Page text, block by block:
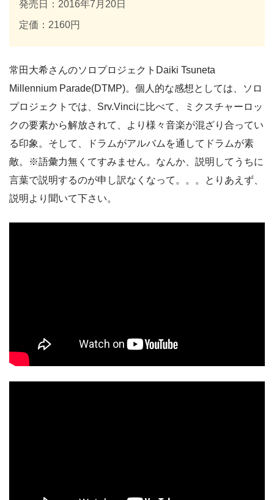
発売日：2016年7月20日
定価：2160円
常田大希さんのソロプロジェクト Daiki Tsuneta
Millennium Parade(DTMP)。個人的な感想としては、ソロ
プロジェクトでは、 Srv.Vinciに比べて、
ミクスチャーロッ
クの要素から解放されて、より様々音楽が混ざり合ってい
る印象。そして、ドラムがアルバムを通してドラムが素
敵。※語彙力無くてすみません。なんか、説明してうちに
言葉で説明するのが申し訳なくなって。。。とりあえず、
説明より聞いて下さい。